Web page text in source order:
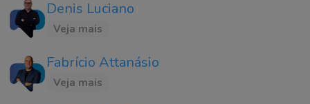
Denis Luciano
Veja mais
Fabrício Attanásio
Veja mais